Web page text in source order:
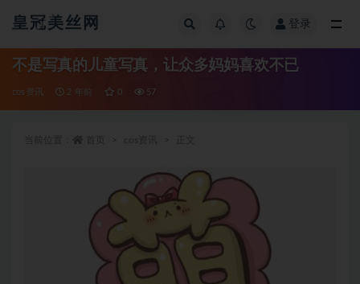
皇冠美丝网 登录
不是写真的儿童写真，让众多妈妈喜欢不已
cos资讯 2 年前 0 57